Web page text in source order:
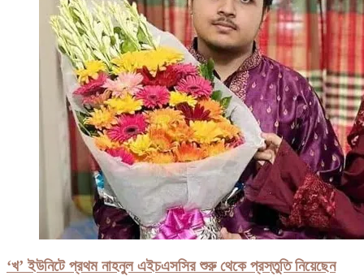
‘খ’ ইউনিটে প্রথম নাহনুল এইচএসসির শুরু থেকে প্রস্তুতি নিয়েছেন